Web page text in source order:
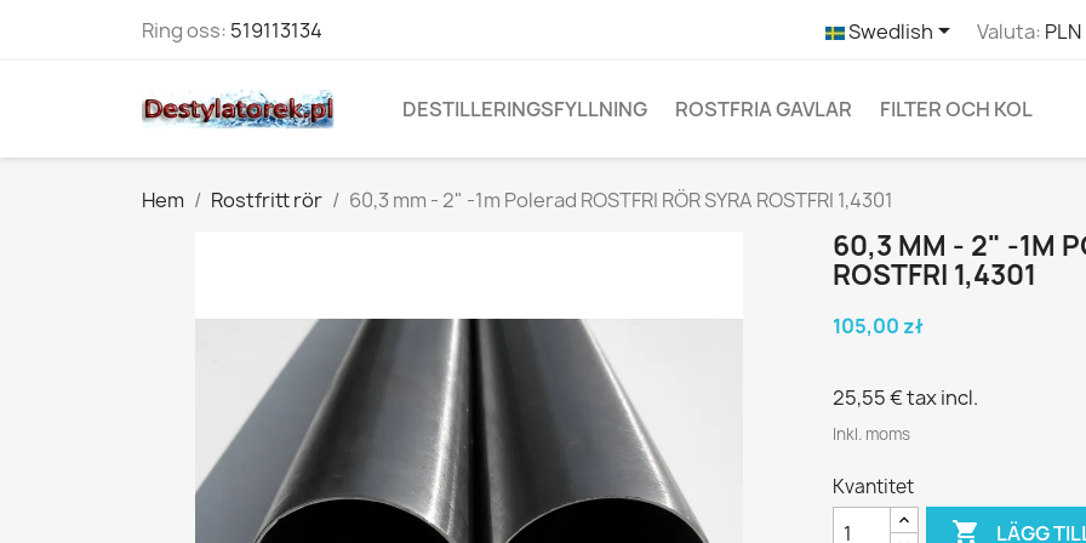
Ring oss: 519113134 Swedlish Valuta: PLN
DESTILLERINGSFYLLNING ROSTFRIA GAVLAR FILTER OCH KOL
Hem Rostfritt rör 60,3 mm - 2" -1m Polerad ROSTFRI RÖR SYRA ROSTFRI 1,4301
60,3 MM - 2" -1M
ROSTFRI 1,4301
105,00 zł
25,55 €tax incl.
Inkl. moms
Kvantitet
 LÄGG